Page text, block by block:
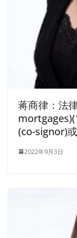
蒋商律：法
(co-signor)
2022年9月3日